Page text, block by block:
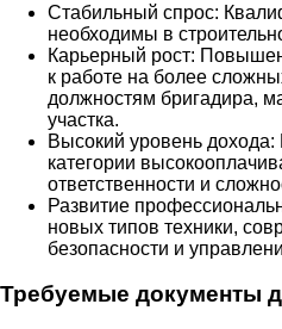
Стабильный спрос:
необходимы в
Карьерный рост:
к работе на более
должностям бригадира,
участка.
Высокий уровень
категории
ответственности и
Развитие
новых типов техники,
безопасности и
Требуемые документы